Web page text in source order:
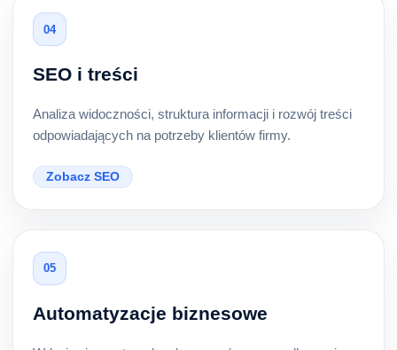
04
SEO i treści
Analiza widoczności, struktura informacji i rozwój treści
odpowiadających na potrzeby klientów firmy.
Zobacz SEO
05
Automatyzacje biznesowe